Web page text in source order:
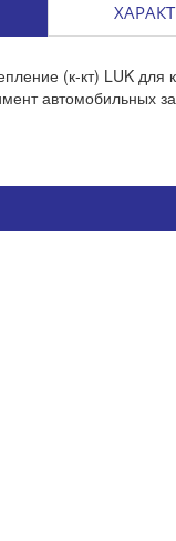
(к-кт) LUK
автомобильных